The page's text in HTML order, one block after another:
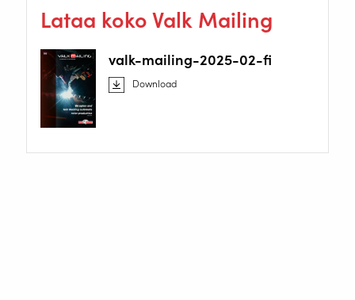
Lataa koko Valk Mailing
valk-mailing-2025-02-fi
Download